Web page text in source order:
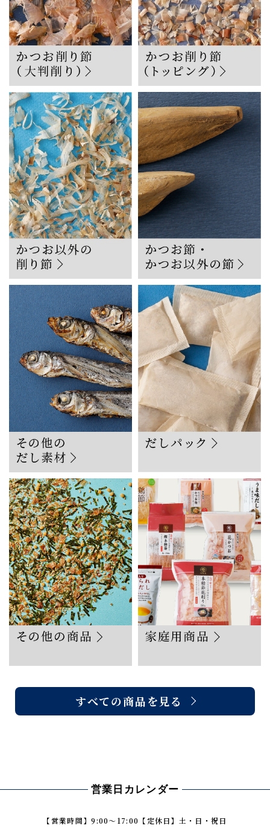
すべての商品を見る
営業日カレンダー
【営業時間】9:00〜17:00 【定休日】土・日・祝日